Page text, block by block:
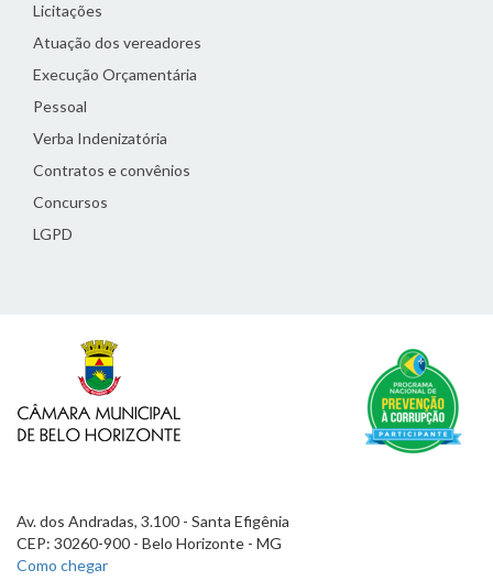
Licitações
Atuação dos vereadores
Execução Orçamentária
Pessoal
Verba Indenizatória
Contratos e convênios
Concursos
LGPD
Av. dos Andradas, 3.100 - Santa Efigênia
CEP: 30260-900 - Belo Horizonte - MG
Como chegar